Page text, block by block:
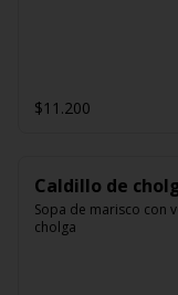
$11.200
Caldillo de
Sopa de marisco con
cholga